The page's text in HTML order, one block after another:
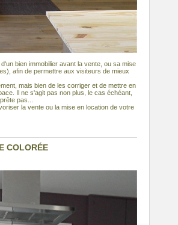
bien immobilier avant la vente, ou sa mise
afin de permettre aux visiteurs de mieux
mais bien de les corriger et de mettre en
Il ne s'agit pas non plus, le cas échéant,
pas...
la vente ou la mise en location de votre
COLORÉE